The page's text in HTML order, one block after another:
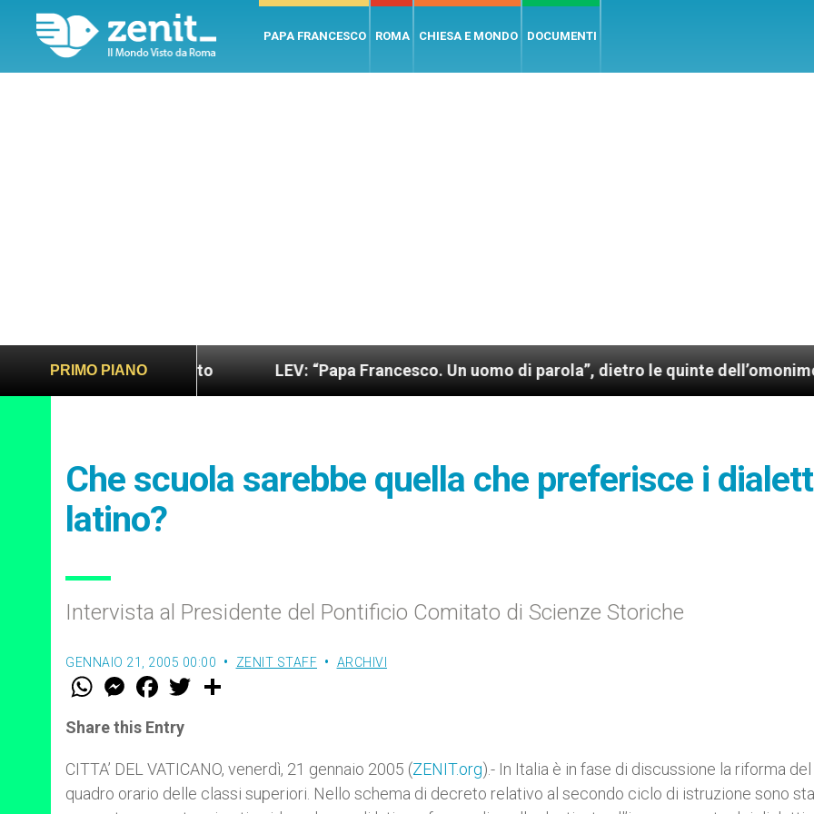
PAPA FRANCESCO ROMA CHIESA E MONDO DOCUMENTI
PRIMO PIANO
sano e giusto LEV: “Papa Francesco. Un uomo di parola”, dietro le quinte dell’omonimo film di
Che scuola sarebbe quella che preferisce i
latino?
Intervista al Presidente del Pontificio Comitato di Scienze Storiche
GENNAIO 21, 2005 00:00 ZENIT STAFF ARCHIVI
W
t
s
p
p
M
e
s
e
g
e
r
F
a
e
b
o
k
w
r
Share this Entry
CITTA’ DEL VATICANO, venerdì, 21 gennaio 2005 (ZENIT.org).- In Italia è in fase di discussione la riforma del
quadro orario delle classi superiori. Nello schema di decreto relativo al secondo ciclo di istruzione sono